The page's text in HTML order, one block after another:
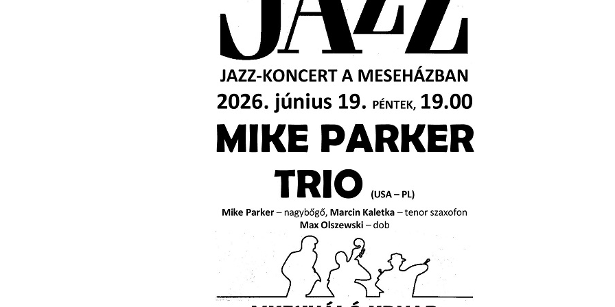
Jazz-rock albumok 1985-ből - Issei Noro „Sweet Sphere”
Jazz-rock albumok 1984-ből - John Scofield „Electric
X. BOHÉM JAZZFŐVÁROS fesztivál, Kecskemét, 2026.
augusztus 6-9.: 4 nap, 4 színpad, 10 ország zenészei, 40
Magyar Jazz ABC – 541. rész: Juhász Márton
Jazz-rock albumok 1983-ból - John Scofield „Out like a
Jazz-rock albumok 1982-ből - John Scofield „Shinola”